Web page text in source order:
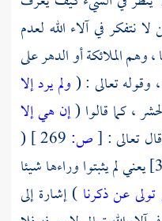
نتفكر في آلاء الله لعدم
، وهم الملائكة أو الدهر على
وقوله تعالى : (ولم يرد إلا
، كما قالوا (إن هي إلا
[ص:
(
) [ التوبة : 38] يعني لم يثبتوا وراءها شيئا
عن ذكرنا) إشارة إلى